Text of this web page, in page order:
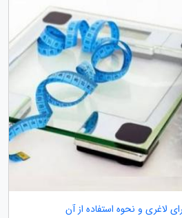
لاغری و نحوه استفاده از آن